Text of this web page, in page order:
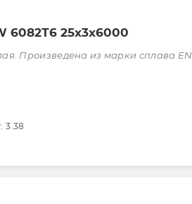
6082Т6 25х3х6000
Произведена из марки сплава EN
3.38